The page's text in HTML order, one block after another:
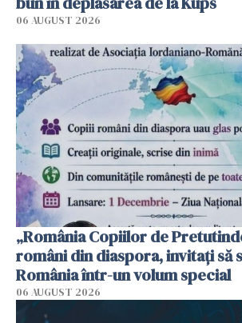
06 AUGUST 2026
„România Copiilor de
români din diaspora, invitați să
România într-un volum special
06 AUGUST 2026